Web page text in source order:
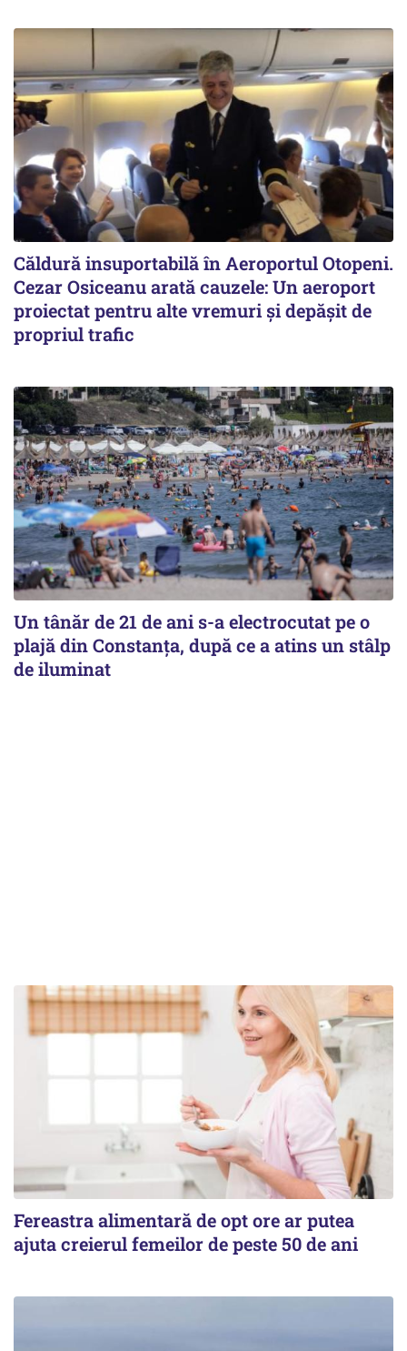
Căldură insuportabilă în Aeroportul Otopeni.
Cezar Osiceanu arată cauzele: Un aeroport
proiectat pentru alte vremuri și depășit de
propriul trafic
Un tânăr de 21 de ani s-a electrocutat pe o
plajă din Constanța, după ce a atins un stâlp
de iluminat
Fereastra alimentară de opt ore ar putea
ajuta creierul femeilor de peste 50 de ani